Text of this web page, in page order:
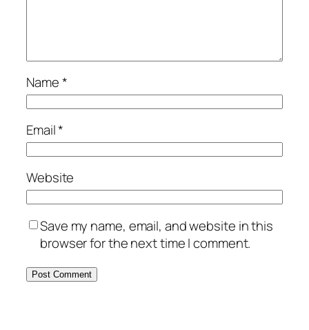
Name*
Email*
Website
Save my name, email, and website in this
browser for the next time I comment.